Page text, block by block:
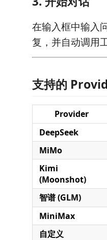
在输入框中输入
复，并自动调用
支持的
Provider
DeepSeek
MiMo
Kimi
(Moonshot)
智谱 (GLM)
MiniMax
自定义